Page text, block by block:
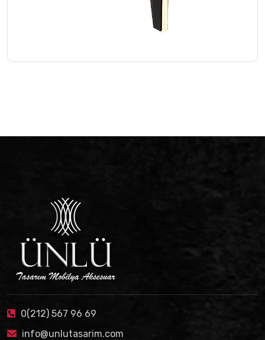
0(212) 567 96 69
info@unlutasarim.com